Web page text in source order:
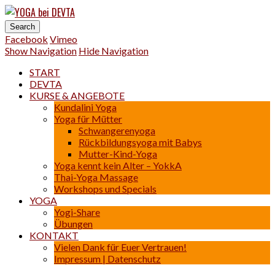
Yoga | Osteo-Thai-Massage
Facebook Vimeo
Show Navigation Hide Navigation
START
DEVTA
KURSE & ANGEBOTE
Kundalini Yoga
Yoga für Mütter
Schwangerenyoga
Rückbildungsyoga mit Babys
Mutter-Kind-Yoga
Yoga kennt kein Alter – YokkA
Thai-Yoga Massage
Workshops und Specials
YOGA
Yogi-Share
Übungen
KONTAKT
Vielen Dank für Euer Vertrauen!
Impressum | Datenschutz
Datenschutz